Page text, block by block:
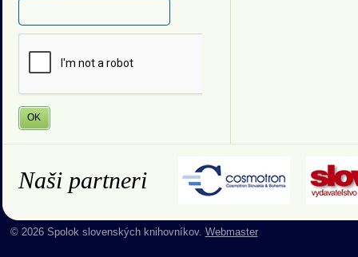
Naši partneri
© 2026 Spolok slovenských knihovníkov. Webmaster